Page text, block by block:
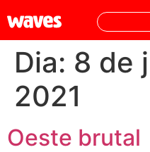
Dia: 8 de
2021
Oeste brutal